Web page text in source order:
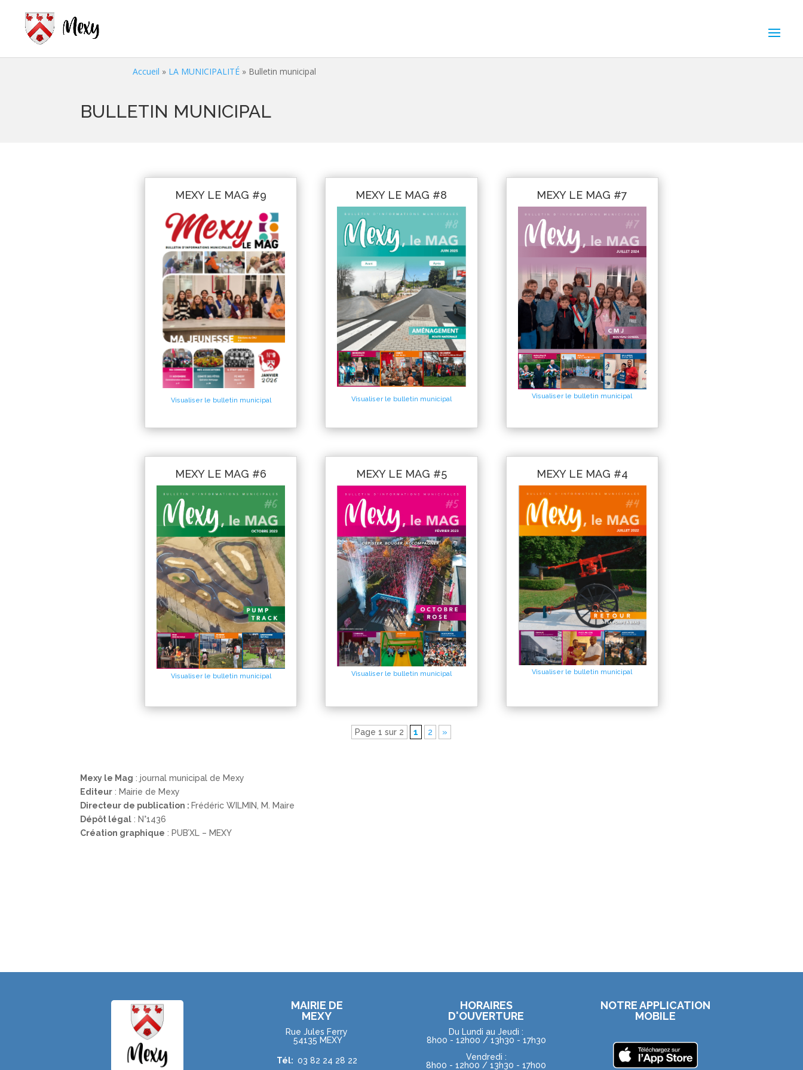
Accueil » LA MUNICIPALITÉ» Bulletin municipal
BULLETIN MUNICIPAL
MEXY LE MAG #9
Visualiser le bulletin municipal
MEXY LE MAG #6
Visualiser le bulletin municipal
MEXY LE MAG #8
Visualiser le bulletin municipal
MEXY LE MAG #5
Visualiser le bulletin municipal
MEXY LE MAG #7
Visualiser le bulletin municipal
MEXY LE MAG #4
Visualiser le bulletin municipal
Page 1 sur 2 1 2 »
Mexy le Mag : journal municipal de Mexy
Editeur : Mairie de Mexy
Directeur de publication : Frédéric WILMIN, M. Maire
Dépôt légal : N°1436
Création graphique : PUB’XL – MEXY
MAIRIE DE
MEXY
Rue Jules Ferry
54135 MEXY
Tél: 03 82 24 28 22
HORAIRES
D'OUVERTURE
Du Lundi au Jeudi :
8h00 - 12h00 / 13h30 - 17h30
Vendredi :
8h00 - 12h00 / 13h30 - 17h00
NOTRE APPLICATION
MOBILE